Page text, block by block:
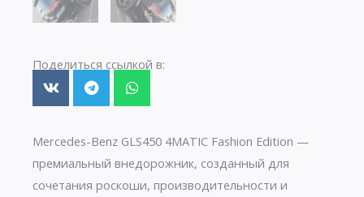
Поделиться ссылкой в:
Mercedes-Benz GLS450 4MATIC Fashion Edition —
премиальный внедорожник, созданный для
сочетания роскоши, производительности и